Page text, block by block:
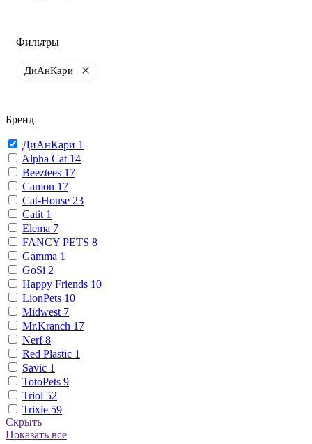
Фильтры
ДиАнКари
Бренд
ДиАнКари 1
Alpha Cat 14
Beeztees 17
Camon 17
Cat-House 23
Catit 1
Elema 7
FANCY PETS 8
Gamma 1
GoSi 2
Happy Friends 10
LionPets 10
Midwest 7
Mr.Kranch 17
Nerf8
Red Plastic 1
Savic 1
TotoPets 9
Triol 52
Trixie 59
Скрыть
Показать все